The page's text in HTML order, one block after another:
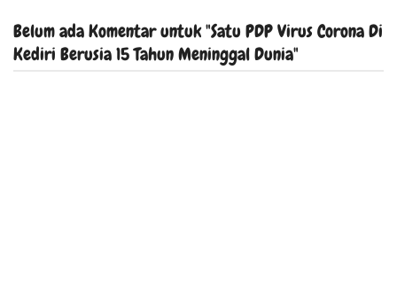
Belum ada Komentar untuk "Satu PDP Virus Corona Di
Kediri Berusia 15 Tahun Meninggal Dunia"